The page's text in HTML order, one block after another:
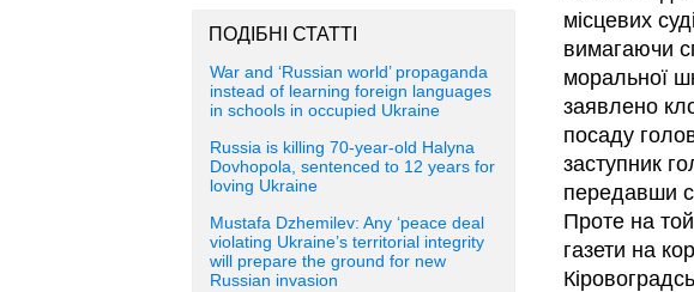
ПОДІБНІ СТАТТІ
War and ‘Russian world’ propaganda
instead of learning foreign languages
in schools in occupied Ukraine
Russia is killing 70-year-old Halyna
Dovhopola, sentenced to 12 years for
loving Ukraine
Mustafa Dzhemilev: Any ‘peace deal
violating Ukraine’s territorial integrity
will prepare the ground for new
Russian invasion
місцевих
вимагаючи
моральної
заявлено
посаду
заступник
передавши
Проте на той
газети на